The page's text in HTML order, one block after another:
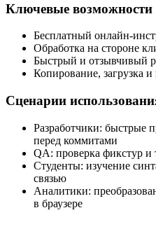
Ключевые возможности
Бесплатный
Обработка на стороне
Быстрый и отзывчивый
Копирование, загрузка
Сценарии
Разработчики: быстрые
перед коммитами
QA: проверка фикстур и
Студенты: изучение
связью
Аналитики:
в браузере